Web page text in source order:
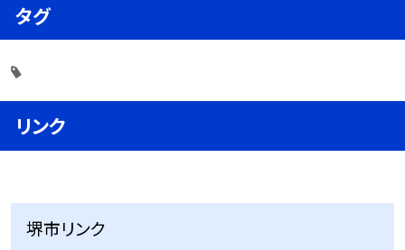
タグ
リンク
堺市リンク